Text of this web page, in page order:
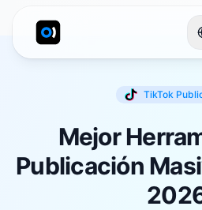
TikTok
Mejor
Publicación